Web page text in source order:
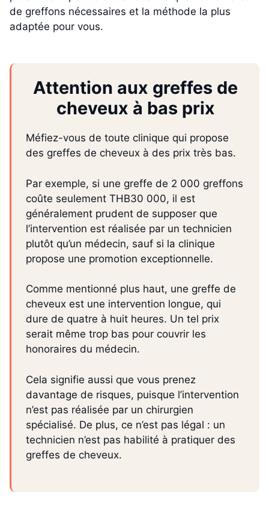
de greffons nécessaires et la méthode la plus
adaptée pour vous.
Attention aux greffes de
cheveux à bas prix
Méfiez-vous de toute clinique qui propose
des greffes de cheveux à des prix très bas.
Par exemple, si une greffe de 2 000 greffons
coûte seulement THB30 000, il est
généralement prudent de supposer que
l’intervention est réalisée par un technicien
plutôt qu’un médecin, sauf si la clinique
propose une promotion exceptionnelle.
Comme mentionné plus haut, une greffe de
cheveux est une intervention longue, qui
dure de quatre à huit heures. Un tel prix
serait même trop bas pour couvrir les
honoraires du médecin.
Cela signifie aussi que vous prenez
davantage de risques, puisque l’intervention
n’est pas réalisée par un chirurgien
spécialisé. De plus, ce n’est pas légal : un
technicien n’est pas habilité à pratiquer des
greffes de cheveux.